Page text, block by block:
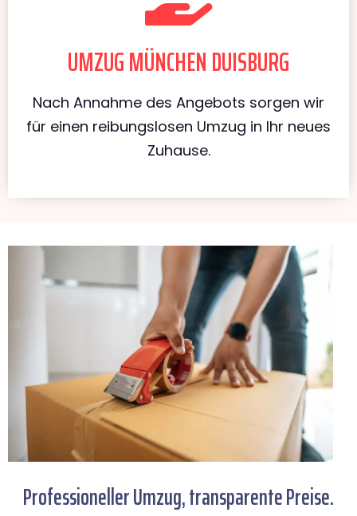
UMZUG MÜNCHEN DUISBURG
Nach Annahme des Angebots sorgen wir
für einen reibungslosen Umzug in Ihr neues
Zuhause.
Professioneller Umzug, transparente Preise.